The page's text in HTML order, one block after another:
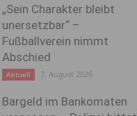
„Sein Charakter bleibt
unersetzbar“ –
Fußballverein nimmt
Abschied
Aktuell 7. August 2026
Bargeld im Bankomaten